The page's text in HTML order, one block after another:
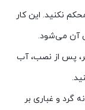
نکنید. این کار
آن می‌شود.
پس از نصب، آب
گرد و غباری بر